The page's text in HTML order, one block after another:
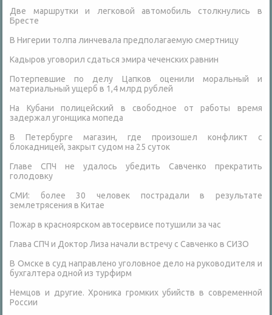
Две маршрутки и легковой автомобиль столкнулись в
Бресте
В Нигерии толпа линчевала предполагаемую смертницу
Кадыров уговорил сдаться эмира чеченских равнин
Потерпевшие по делу Цапков оценили моральный и
материальный ущерб в 1,4 млрд рублей
На Кубани полицейский в свободное от работы время
задержал угонщика мопеда
В Петербурге магазин, где произошел конфликт с
блокадницей, закрыт судом на 25 суток
Главе СПЧ не удалось убедить Савченко прекратить
голодовку
СМИ: более 30 человек пострадали в результате
землетрясения в Китае
Пожар в красноярском автосервисе потушили за час
Глава СПЧ и Доктор Лиза начали встречу с Савченко в СИЗО
В Омске в суд направлено уголовное дело на руководителя и
бухгалтера одной из турфирм
Немцов и другие. Хроника громких убийств в современной
России